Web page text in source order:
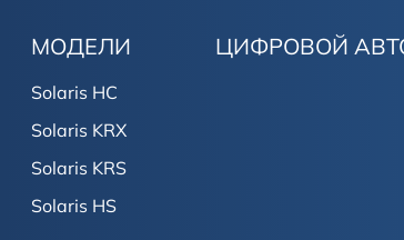
МОДЕЛИ
Solaris HC
Solaris KRX
Solaris KRS
Solaris HS
ЦИФРОВОЙ